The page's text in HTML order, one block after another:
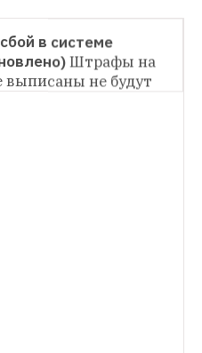
в системе
Штрафы на
выписаны не будут